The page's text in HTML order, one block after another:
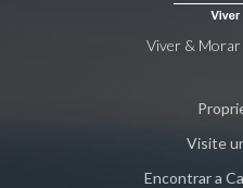
Viver & Morar
Visite
Encontrar a